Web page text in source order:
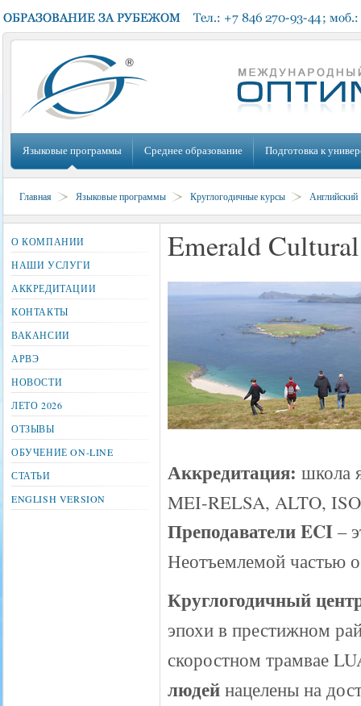
Языковые программы Среднее образование Подготовка к
Главная Языковые программы Круглогодичные курсы Английский
Emerald
Аккредитация: школа
MEI-RELSA, ALTO,
Преподаватели ECI –
Неотъемлемой частью
Круглогодичный
эпохи в престижном
скоростном трамвае
людей нацелены на
О КОМПАНИИ
НАШИ УСЛУГИ
АККРЕДИТАЦИИ
КОНТАКТЫ
ВАКАНСИИ
АРВЭ
НОВОСТИ
ЛЕТО 2026
ОТЗЫВЫ
ОБУЧЕНИЕ ON-LINE
СТАТЬИ
ENGLISH VERSION